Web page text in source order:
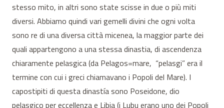
stesso mito, in altri sono state scisse in due o più miti
diversi. Abbiamo quindi vari gemelli divini che ogni volta
sono re di una diversa città micenea, la maggior parte dei
quali appartengono a una stessa dinastia, di ascendenza
chiaramente pelasgica (da Pelagos=mare, “pelasgi” era il
termine con cui i greci chiamavano i Popoli del Mare). I
capostipiti di questa dinastía sono Poseidone, dio
pelasgico per eccellenza e Libia (i Lubu erano uno dei Popoli